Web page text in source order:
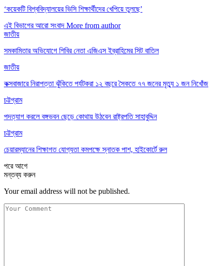
‘কয়েকটি বিশ্ববিদ্যালয়ের ভিসি শিক্ষার্থীদের খেপিয়ে তুলছে’
এই বিভাগের আরো সংবাদ More from author
জাতীয়
সমকামিতার অভিযোগে শিবির নেতা এজিএস ইব্রাহিমের সিট বাতিল
জাতীয়
কক্সবাজারে নিরাপত্তা ঝুঁকিতে পর্যটকরা ১২ বছরে সৈকতে ৭৭ জনের মৃত্যু ১ জন নিখোঁজ
চট্টগ্রাম
পদত্যাগ করলে বঙ্গভবন ছেড়ে কোথায় উঠবেন রাষ্ট্রপতি সাহাবুদ্দিন
চট্টগ্রাম
চেয়ারম্যানের শিক্ষাগত যোগ্যতা কমপক্ষে স্নাতক পাশ, হাইকোর্টে রুল
পরেআগে
মন্তব্য করুন
Your email address will not be published.